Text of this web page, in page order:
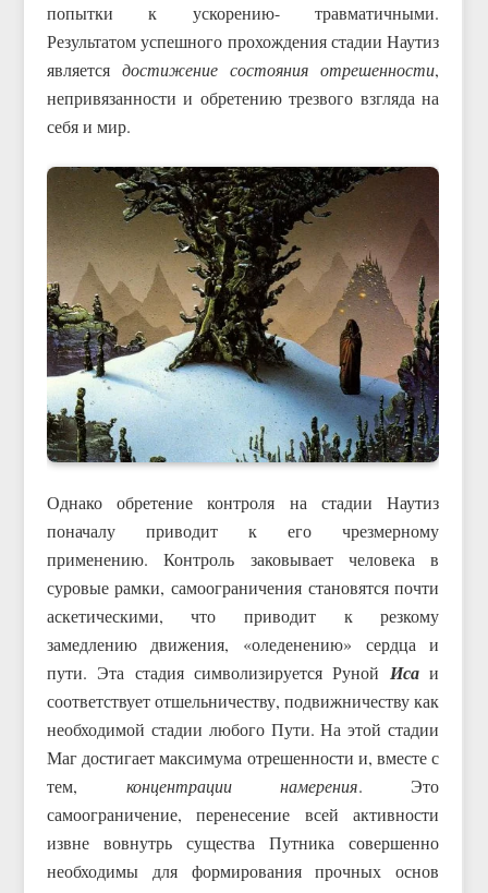
попытки к ускорению- травматичными.
Результатом успешного прохождения стадии Наутиз
является достижение состояния отрешенности,
непривязанности и обретению трезвого взгляда на
себя и мир.
Однако обретение контроля на стадии Наутиз
поначалу приводит к его чрезмерному
применению. Контроль заковывает человека в
суровые рамки, самоограничения становятся почти
аскетическими, что приводит к резкому
замедлению движения, «оледенению» сердца и
пути. Эта стадия символизируется Руной Исаи
соответствует отшельничеству, подвижничеству как
необходимой стадии любого Пути. На этой стадии
Маг достигает максимума отрешенности и, вместе с
тем, концентрации намерения. Это
самоограничение, перенесение всей активности
извне вовнутрь существа Путника совершенно
необходимы для формирования прочных основ